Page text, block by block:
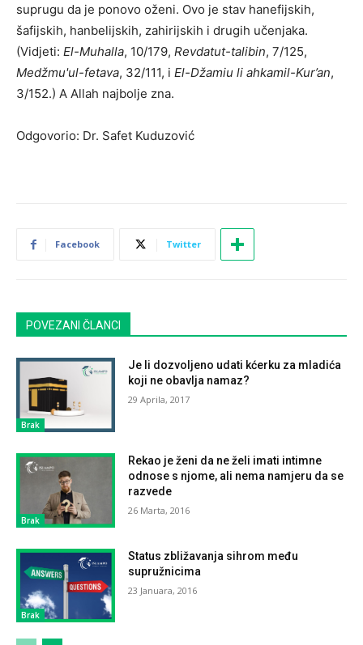
suprugu da je ponovo oženi. Ovo je stav hanefijskih,
šafijskih, hanbelijskih, zahirijskih i drugih učenjaka.
(Vidjeti: El-Muhalla, 10/179, Revdatut-talibin, 7/125,
Medžmu'ul-fetava, 32/111, i El-Džamiu li ahkamil-Kur’an,
3/152.) A Allah najbolje zna.
Odgovorio: Dr. Safet Kuduzović
Facebook Twitter
POVEZANI ČLANCI
Brak
Je li dozvoljeno udati kćerku za mladića
koji ne obavlja namaz?
29 Aprila, 2017
Brak
Rekao je ženi da ne želi imati intimne
odnose s njome, ali nema namjeru da se
razvede
26 Marta, 2016
Brak
Status zbližavanja sihrom među
supružnicima
23 Januara, 2016